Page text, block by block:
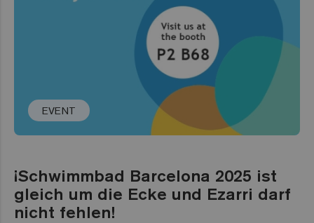
EVENT
¡Schwimmbad Barcelona 2025 ist
gleich um die Ecke und Ezarri darf
nicht fehlen!